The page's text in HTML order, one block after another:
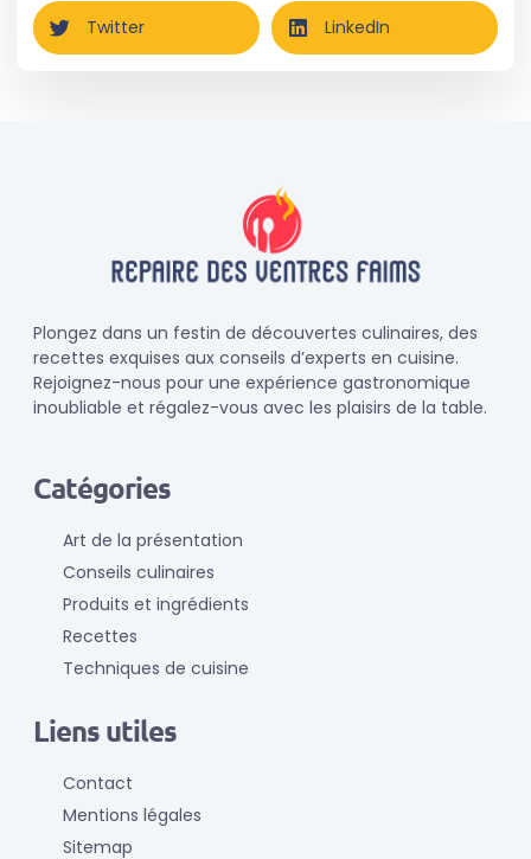
Twitter LinkedIn
Plongez dans un festin de découvertes culinaires, des
recettes exquises aux conseils d’experts en cuisine.
Rejoignez-nous pour une expérience gastronomique
inoubliable et régalez-vous avec les plaisirs de la table.
Catégories
Art de la présentation
Conseils culinaires
Produits et ingrédients
Recettes
Techniques de cuisine
Liens utiles
Contact
Mentions légales
Sitemap